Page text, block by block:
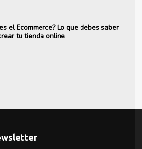
el Ecommerce? Lo que debes saber
tu tienda online